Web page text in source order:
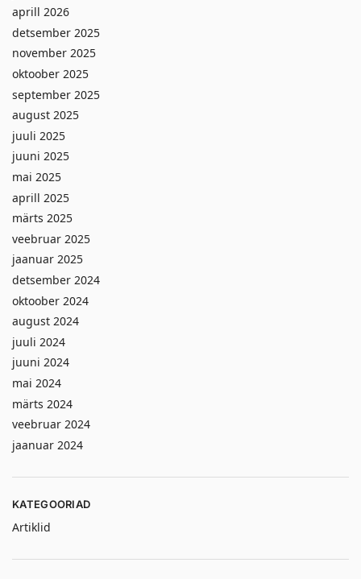
aprill 2026
detsember 2025
november 2025
oktoober 2025
september 2025
august 2025
juuli 2025
juuni 2025
mai 2025
aprill 2025
märts 2025
veebruar 2025
jaanuar 2025
detsember 2024
oktoober 2024
august 2024
juuli 2024
juuni 2024
mai 2024
märts 2024
veebruar 2024
jaanuar 2024
KATEGOORIAD
Artiklid